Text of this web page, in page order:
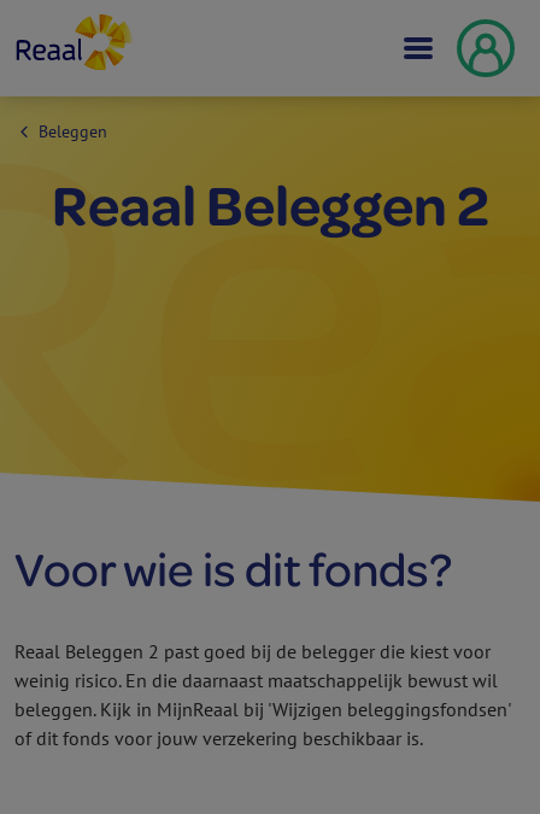
Beleggen
Reaal Beleggen 2
Voor wie is dit fonds?
Reaal Beleggen 2 past goed bij de belegger die kiest voor
weinig risico. En die daarnaast maatschappelijk bewust wil
beleggen. Kijk in MijnReaal bij 'Wijzigen beleggings­fondsen'
of dit fonds voor jouw verzekering beschikbaar is.